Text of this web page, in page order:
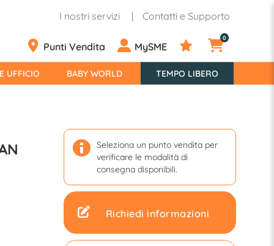
I nostri servizi Contatti e Supporto
Punti Vendita MySME
0
UFFICIO BABY WORLD TEMPO LIBERO
Seleziona un punto vendita per
verificare le modalità di
consegna disponibili.
Richiedi informazioni